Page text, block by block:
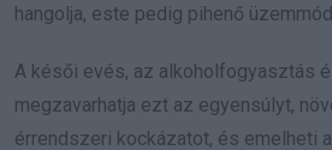
hangolja, este pedig pihenő
A késői evés, az alkoholfogyasztás
megzavarhatja ezt az egyensúlyt,
érrendszeri kockázatot, és emelheti